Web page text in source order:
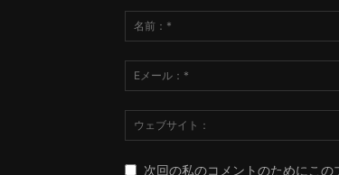
次回の私のコメントのためにこ